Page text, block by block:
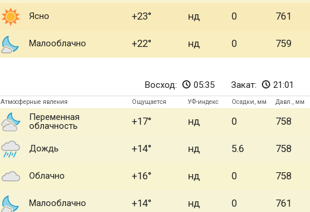
Ясно +23 нд 0 761
Малооблачно +22 нд 0 759
Восход: 05:35 Закат: 21:01
Атмосферные явления Ощущается УФ-индекс Осадки, мм Давл., мм
Переменная
облачность
+17 нд 0 758
Дождь +14 нд 5.6 758
Облачно +16 нд 0 758
Малооблачно +14 нд 0 761